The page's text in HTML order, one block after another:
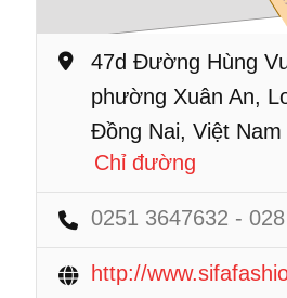
47d Đường Hùng
phường Xuân An,
Đồng Nai, Việt Nam
Chỉ đường
0251 3647632 -
http://